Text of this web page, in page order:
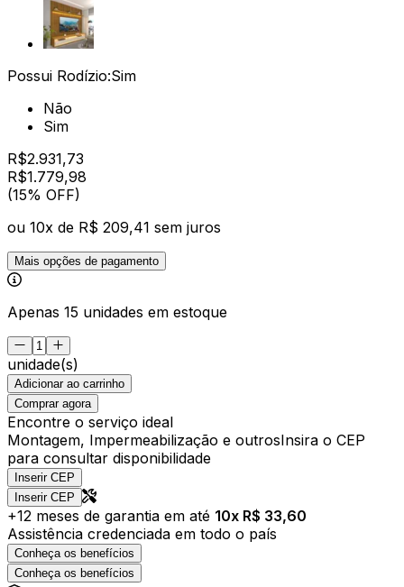
Possui Rodízio:Sim
Não
Sim
R$2.931,73
R$1.779,98
(15% OFF)
ou 10x de R$ 209,41 sem juros
Mais opções de pagamento
Apenas 15 unidades em estoque
unidade(s)
Adicionar ao carrinho
Comprar agora
Encontre o serviço ideal
Montagem, Impermeabilização e outrosInsira o CEP
para consultar disponibilidade
Inserir CEP
Inserir CEP
+12 meses de garantia em até 10x R$ 33,60
Assistência credenciada em todo o país
Conheça os benefícios
Conheça os benefícios